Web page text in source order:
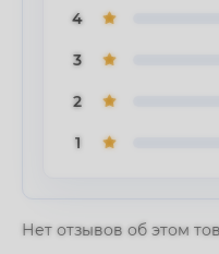
4
3
2
1
Нет отзывов об этом